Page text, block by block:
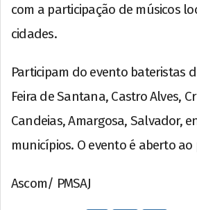
com a participação de músicos
cidades.
Participam do evento bateristas
Feira de Santana, Castro Alves,
Candeias, Amargosa, Salvador,
municípios. O evento é aberto ao
Ascom/ PMSAJ